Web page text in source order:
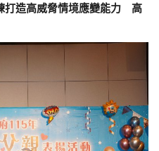
打造高威脅情境應變能力 高